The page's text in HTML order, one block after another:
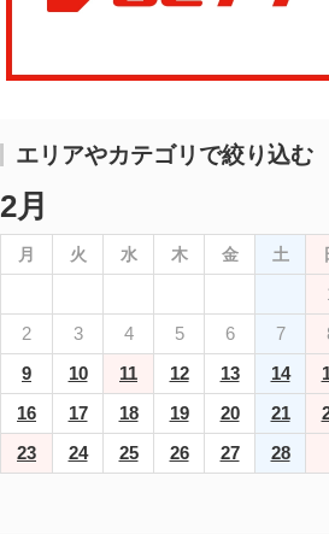
エリアやカテゴリで絞り込む
2月
月 火 水 木 金 土
2
3 4 5 6 7
9
10 11 12 13 14
16
17 18 19 20 21
23
24 25 26 27 28